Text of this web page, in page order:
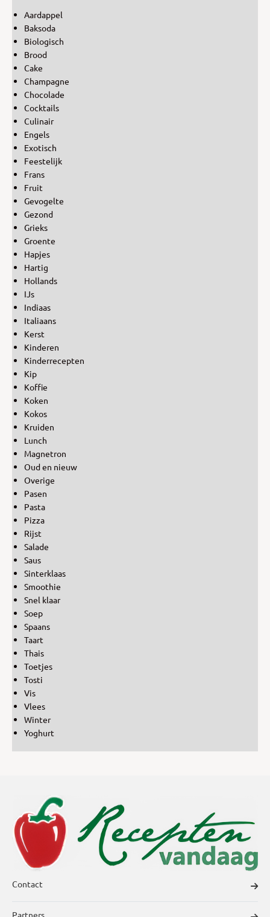
Aardappel
Baksoda
Biologisch
Brood
Cake
Champagne
Chocolade
Cocktails
Culinair
Engels
Exotisch
Feestelijk
Frans
Fruit
Gevogelte
Gezond
Grieks
Groente
Hapjes
Hartig
Hollands
IJs
Indiaas
Italiaans
Kerst
Kinderen
Kinderrecepten
Kip
Koffie
Koken
Kokos
Kruiden
Lunch
Magnetron
Oud en nieuw
Overige
Pasen
Pasta
Pizza
Rijst
Salade
Saus
Sinterklaas
Smoothie
Snel klaar
Soep
Spaans
Taart
Thais
Toetjes
Tosti
Vis
Vlees
Winter
Yoghurt
Contact